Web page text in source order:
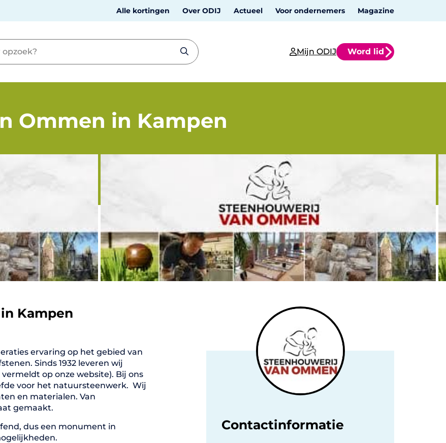
Alle kortingen Over ODIJ Actueel Voor ondernemers Magazine
Mijn ODIJ Word lid
Ommen in Kampen
Kampen
ervaring op het gebied van
Sinds 1932 leveren wij
op onze website). Bij ons
voor het natuursteenwerk. Wij
en materialen. Van
gemaakt.
dus een monument in
Contactinformatie